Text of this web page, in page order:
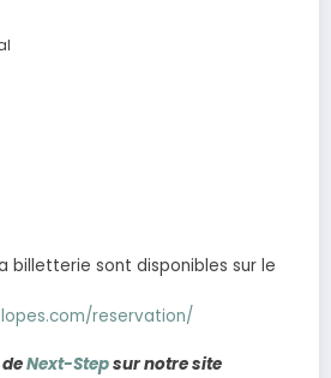
billetterie sont disponibles sur le
reservation/
Next-Stepsur notre site